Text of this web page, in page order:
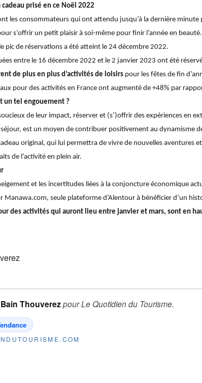
prisé en ce Noël 2022
les consommateurs qui ont attendu jusqu’à la dernière
s’offrir un petit plaisir à soi-même pour finir l’année en beauté.
pic de réservations a été atteint le 24 décembre 2022.
entre le 16 décembre 2022 et le 2 janvier 2023 ont été
de plus en plus d’activités de loisirs pour les fêtes de fin
pour des activités en France ont augmenté de +48% par
un tel engouement ?
de leur impact, réserver et (s’)offrir des expériences en
est un moyen de contribuer positivement au dynamisme
original, qui lui permettra de vivre de nouvelles aventures
de l’activité en plein air.
et les incertitudes liées à la conjoncture économique
Manawa.com, seule plateforme d’Alentour à bénéficier d’un
des activités qui auront lieu entre janvier et mars, sont en
ThouverezpourLe Quotidien du Tourisme.